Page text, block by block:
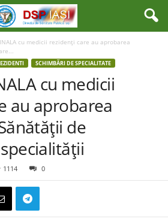
cu medicii rezidenţi care au aprobarea
SCHIMBĂRI DE SPECIALITATE
cu medicii
au aprobarea
de
1114 0